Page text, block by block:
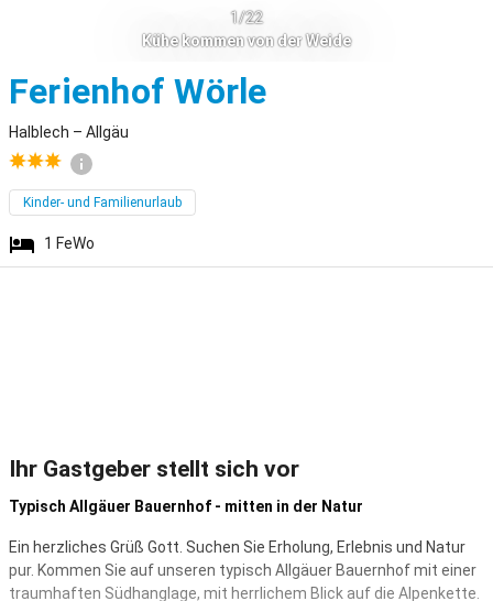
1/22
Kühe kommen von der Weide
Ferienhof WörleHalblech
Halblech – Allgäu
Kinder- und Familienurlaub
1 FeWo
Ihr Gastgeber stellt sich vor
Typisch Allgäuer Bauernhof - mitten in der Natur
Ein herzliches Grüß Gott. Suchen Sie Erholung, Erlebnis und Natur
pur. Kommen Sie auf unseren typisch Allgäuer Bauernhof mit einer
traumhaften Südhanglage, mit herrlichem Blick auf die Alpenkette.